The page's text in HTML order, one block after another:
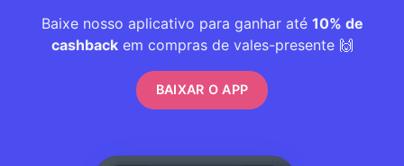
Baixe nosso aplicativo para ganhar até 10% de
cashbackem compras de vales-presente 🙌
BAIXAR O APP